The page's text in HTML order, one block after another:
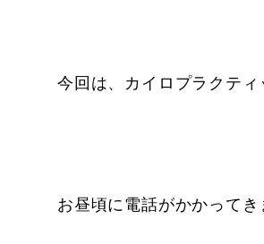
今回は、カイロプラクテ
お昼頃に電話がかかってき